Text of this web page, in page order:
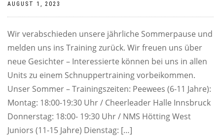
AUGUST 1, 2023
Wir verabschieden unsere jährliche Sommerpause und
melden uns ins Training zurück. Wir freuen uns über
neue Gesichter – Interessierte können bei uns in allen
Units zu einem Schnuppertraining vorbeikommen.
Unser Sommer – Trainingszeiten: Peewees (6-11 Jahre):
Montag: 18:00-19:30 Uhr / Cheerleader Halle Innsbruck
Donnerstag: 18:00- 19:30 Uhr / NMS Hötting West
Juniors (11-15 Jahre) Dienstag: […]